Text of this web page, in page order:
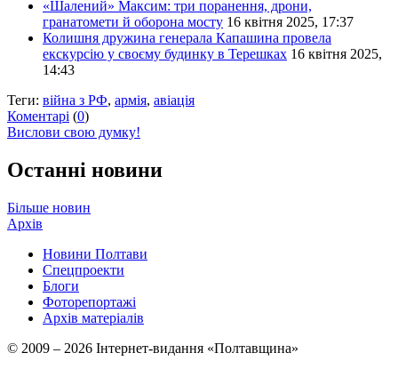
«Шалений» Максим: три поранення, дрони,
гранатомети й оборона мосту 16 квітня 2025, 17:37
Колишня дружина генерала Капашина провела
екскурсію у своєму будинку в Терешках 16 квітня 2025,
14:43
Теги: війна з РФ, армія, авіація
Коментарі (0)
Вислови свою думку!
Останні новини
Більше новин
Архів
Новини Полтави
Спецпроекти
Блоги
Фоторепортажі
Архів матеріалів
© 2009 – 2026 Інтернет-видання «Полтавщина»